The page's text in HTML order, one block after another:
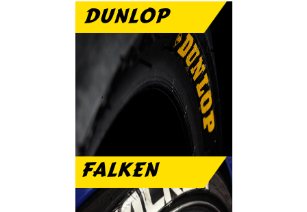
FALKEN
تتميز دانلوب بالاداء
الرياضى والعمر الطويل
DUNLOP